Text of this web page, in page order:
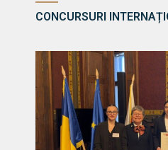
CONCURSURI